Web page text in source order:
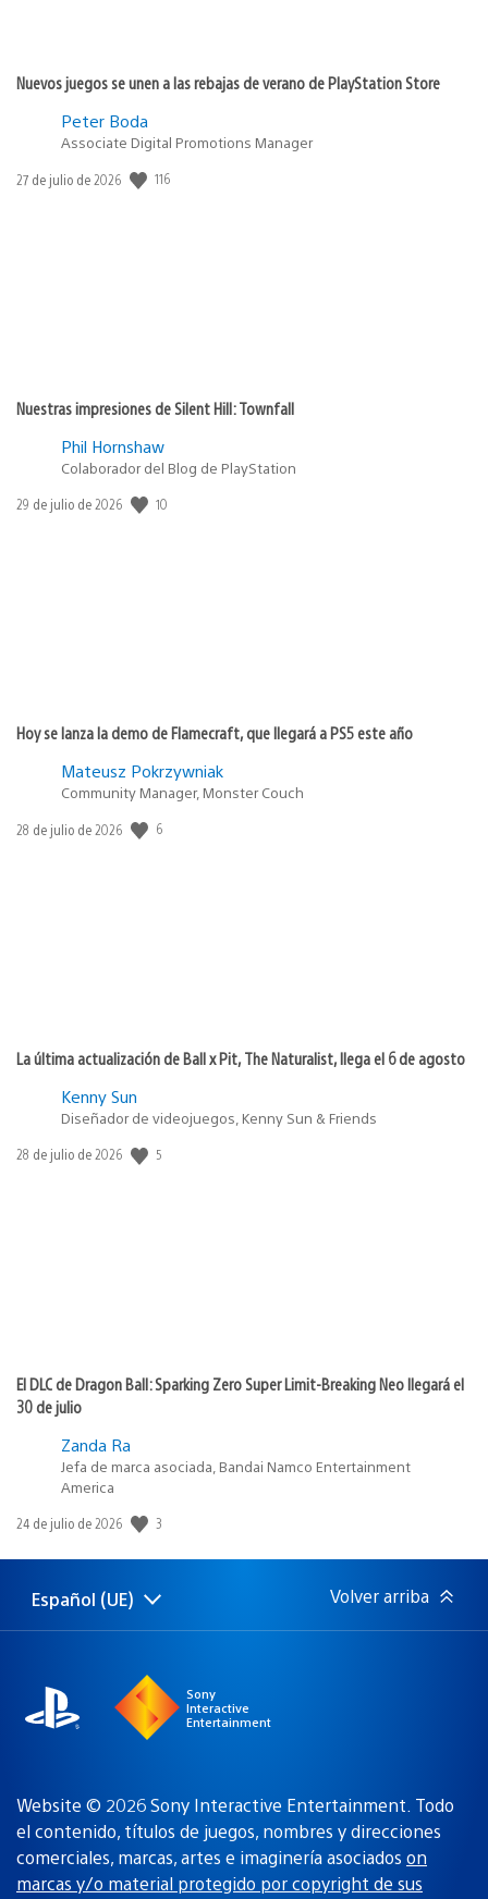
Nuevos juegos se unen a las rebajas de verano de PlayStation Store
Peter Boda
Associate Digital Promotions Manager
Fecha
27 de julio de 2026 116
Nuestras impresiones de Silent Hill: Townfall
Phil Hornshaw
Colaborador del Blog de PlayStation
Fecha
29 de julio de 2026 10
Hoy se lanza la demo de Flamecraft, que llegará a PS5 este año
Mateusz Pokrzywniak
Community Manager, Monster Couch
Fecha
28 de julio de 2026 6
La última actualización de Ball x Pit, The Naturalist, llega el 6 de agosto
Kenny Sun
Diseñador de videojuegos, Kenny Sun & Friends
Fecha
28 de julio de 2026 5
El DLC de Dragon Ball: Sparking Zero Super Limit-Breaking Neo llegará el
30 de julio
Zanda Ra
Jefa de marca asociada, Bandai Namco Entertainment
America
Fecha
publicación:
24 de julio de 2026 3
Selecciona
Región
Español (UE) Volver arriba
Sony
Interactive
Entertainment
Website © 2026 Sony Interactive Entertainment. Todo
el contenido, títulos de juegos, nombres y direcciones
comerciales, marcas, artes e imaginería asociados on
marcas y/o material protegido por copyright de sus